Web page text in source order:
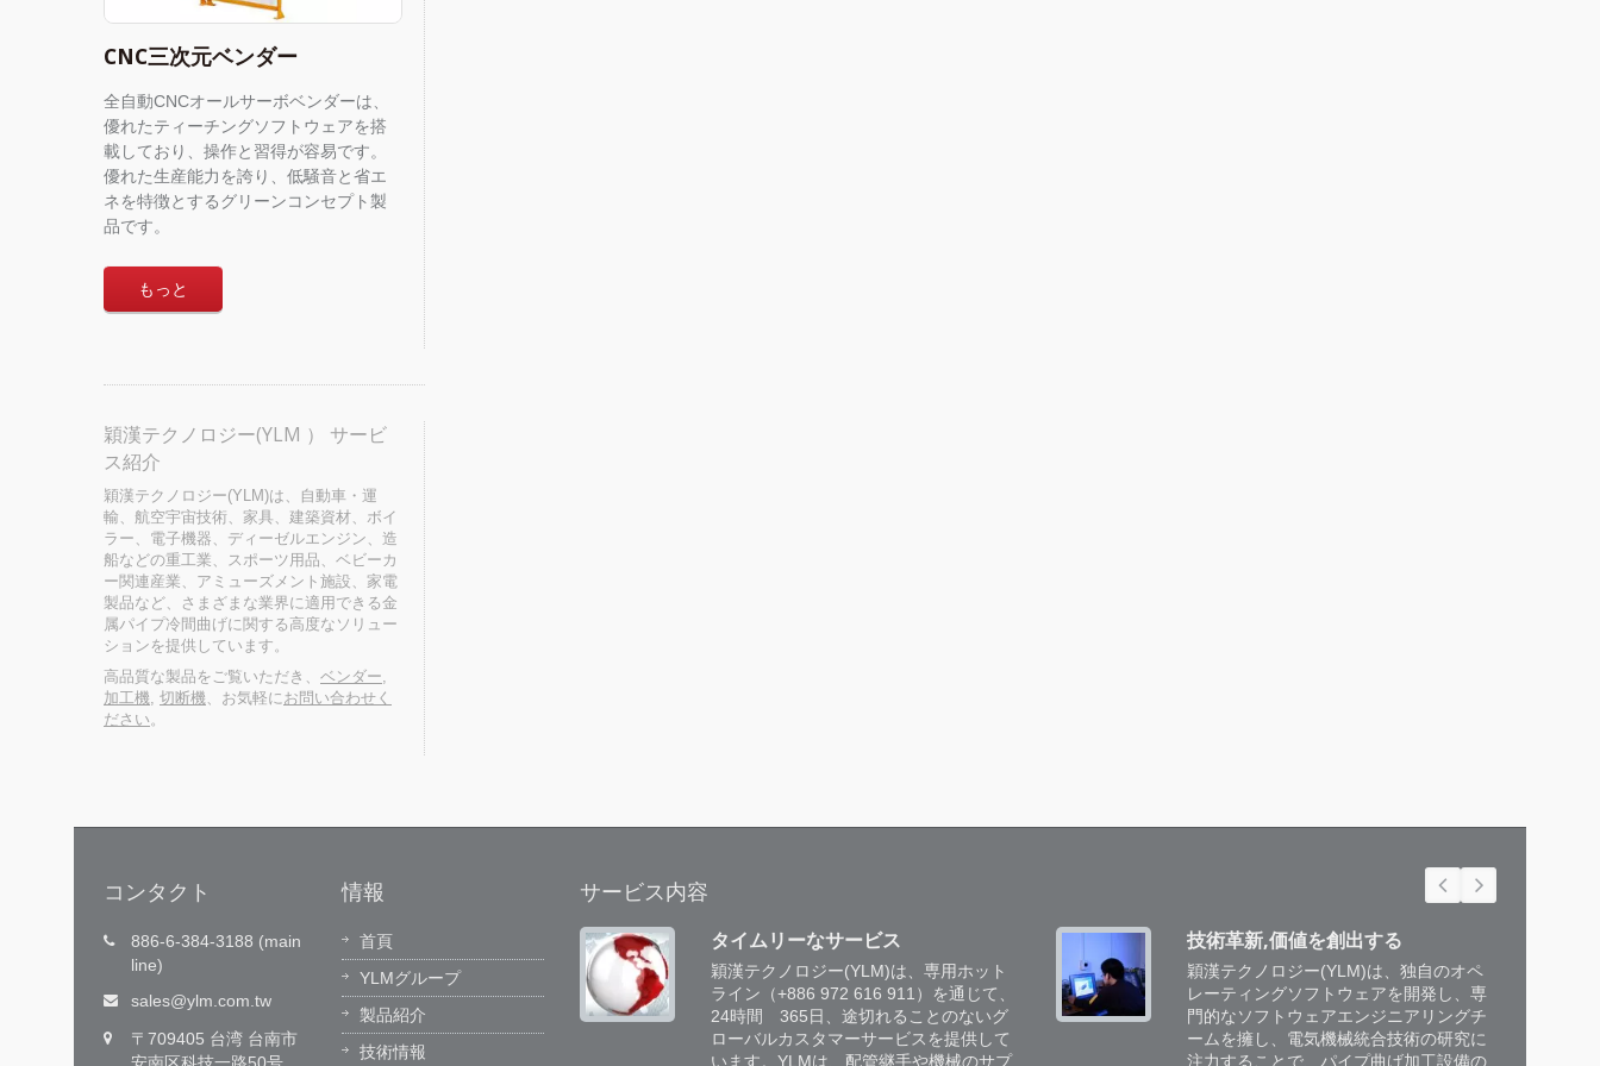
CNC三次元ベンダー
全自動CNCオールサーボベンダーは、
優れたティーチングソフトウェアを搭
載しており、操作と習得が容易です。
優れた生産能力を誇り、低騒音と省エ
ネを特徴とするグリーンコンセプト製
品です。
もっと
穎漢テクノロジー(YLM ） サービ
ス紹介
穎漢テクノロジー(YLM)は、自動車・運
輸、航空宇宙技術、家具、建築資材、ボイ
ラー、電子機器、ディーゼルエンジン、造
船などの重工業、スポーツ用品、ベビーカ
ー関連産業、アミューズメント施設、家電
製品など、さまざまな業界に適用できる金
属パイプ冷間曲げに関する高度なソリュー
ションを提供しています。
高品質な製品をご覧いただき、 ベンダー,
加工機, 切断機、お気軽にお問い合わせく
ださい。
コンタクト
886-6-384-3188 (main
line)
sales@ylm.com.tw
〒709405 台湾 台南市
情報
首頁
YLMグループ
製品紹介
技術情報
サービス内容
技術革新,価値を創出する
穎漢テクノロジー(YLM)は、独自のオペ
レーティングソフトウェアを開発し、専
門的なソフトウェアエンジニアリングチ
ームを擁し、電気機械統合技術の研究に
注力することで、パイプ曲げ加工設備の
タイムリーなサービス
穎漢テクノロジー(YLM)は、専用ホット
ライン（+886 972 616 911）を通じて、
24時間 365日、途切れることのないグ
ローバルカスタマーサービスを提供して
います。YLMは、配管継手や機械のサプ
技術革新,価値を創出する
穎漢テクノロジー(YLM)は、独自のオペ
レーティングソフトウェアを開発し、専
門的なソフトウェアエンジニアリングチ
ームを擁し、電気機械統合技術の研究に
注力することで、パイプ曲げ加工設備の